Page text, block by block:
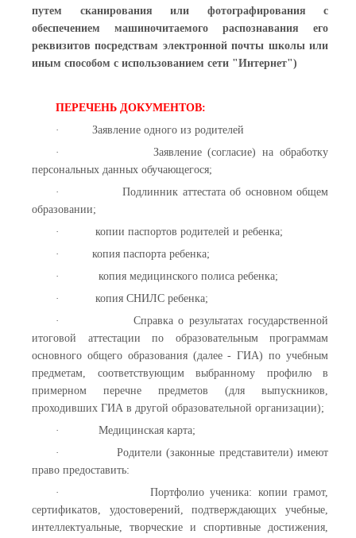
путем сканирования или фотографирования с
обеспечением машиночитаемого распознавания его
реквизитов посредствам электронной почты школы или
иным способом с использованием сети "Интернет")
ПЕРЕЧЕНЬ ДОКУМЕНТОВ:
·
Заявление одного из родителей
·
Заявление (согласие) на обработку
персональных данных обучающегося;
·
Подлинник аттестата об основном общем
образовании;
·
копии паспортов родителей и ребенка;
·
копия паспорта ребенка;
·
копия медицинского полиса ребенка;
·
копия СНИЛС ребенка;
·
Справка о результатах государственной
итоговой аттестации по образовательным программам
основного общего образования (далее - ГИА) по учебным
предметам, соответствующим выбранному профилю в
примерном перечне предметов (для выпускников,
проходивших ГИА в другой образовательной организации);
·
Медицинская карта;
·
Родители (законные представители) имеют
право предоставить:
·
Портфолио ученика: копии грамот,
сертификатов, удостоверений, подтверждающих учебные,
интеллектуальные, творческие и спортивные достижения,